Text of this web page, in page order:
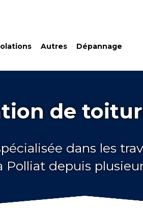
Autres Dépannage
de
dans les
Polliat depuis